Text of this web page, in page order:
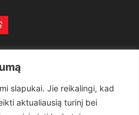
slapukai. Jie reikalingi, kad
aktualiausią turinį bei
1497